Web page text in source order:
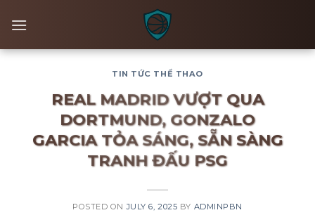
TIN TỨC THỂ THAO
REAL MADRID VƯỢT QUA
DORTMUND, GONZALO
GARCIA TỎA SÁNG, SẴN SÀNG
TRANH ĐẤU PSG
POSTED ONJULY 6, 2025 BY ADMINPBN